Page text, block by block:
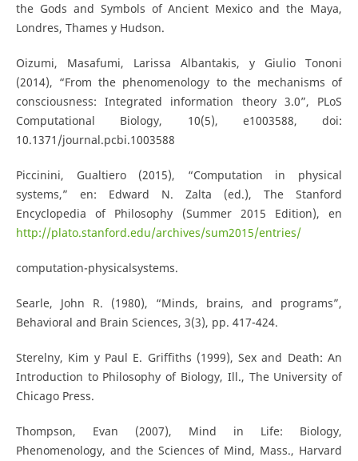
the Gods and Symbols of Ancient Mexico and the Maya,
Londres, Thames y Hudson.
Oizumi, Masafumi, Larissa Albantakis, y Giulio Tononi
(2014), “From the phenomenology to the mechanisms of
consciousness: Integrated information theory 3.0”, PLoS
Computational Biology, 10(5), e1003588, doi:
10.1371/journal.pcbi.1003588
Piccinini, Gualtiero (2015), “Computation in physical
systems,” en: Edward N. Zalta (ed.), The Stanford
Encyclopedia of Philosophy (Summer 2015 Edition), en
http://plato.stanford.edu/archives/sum2015/entries/
computation-physicalsystems.
Searle, John R. (1980), “Minds, brains, and programs”,
Behavioral and Brain Sciences, 3(3), pp. 417-424.
Sterelny, Kim y Paul E. Griffiths (1999), Sex and Death: An
Introduction to Philosophy of Biology, Ill., The University of
Chicago Press.
Thompson, Evan (2007), Mind in Life: Biology,
Phenomenology, and the Sciences of Mind, Mass., Harvard